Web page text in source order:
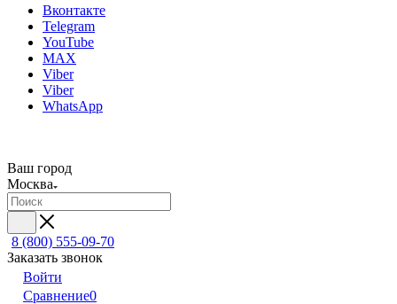
Вконтакте
Telegram
YouTube
MAX
Viber
Viber
WhatsApp
Ваш город
Москва
8 (800) 555-09-70
Заказать звонок
Войти
Сравнение0